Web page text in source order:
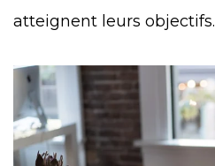
atteignent leurs objectifs.